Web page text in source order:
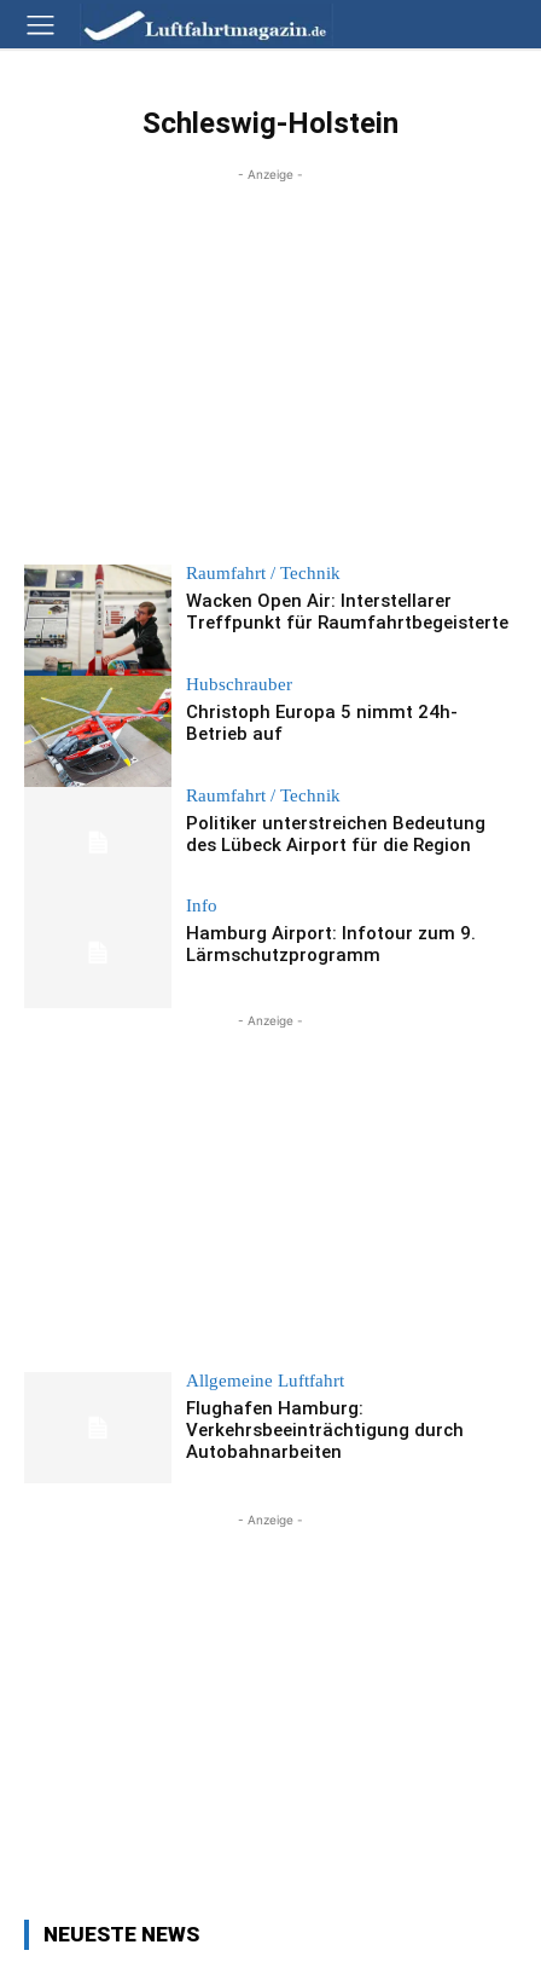
Schleswig-Holstein
- Anzeige -
Raumfahrt / Technik
Wacken Open Air: Interstellarer
Treffpunkt für Raumfahrtbegeisterte
Hubschrauber
Christoph Europa 5 nimmt 24h-
Betrieb auf
Raumfahrt / Technik
Politiker unterstreichen Bedeutung
des Lübeck Airport für die Region
Info
Hamburg Airport: Infotour zum 9.
Lärmschutzprogramm
- Anzeige -
Allgemeine Luftfahrt
Flughafen Hamburg:
Verkehrsbeeinträchtigung durch
Autobahnarbeiten
- Anzeige -
NEUESTE NEWS